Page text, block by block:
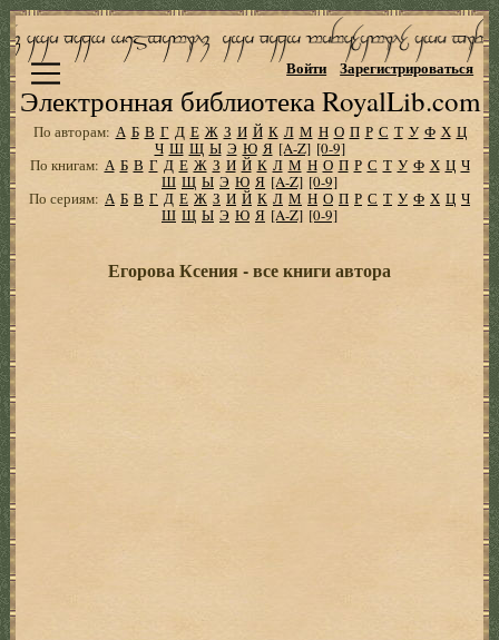
Электронная библиотека RoyalLib.com
Войти Зарегистрироваться
По авторам: А Б В Г Д Е Ж З И Й К Л М Н О П Р С Т У Ф Х Ц
Ч Ш Щ Ы Э Ю Я [A-Z] [0-9]
По книгам: А Б В Г Д Е Ж З И Й К Л М Н О П Р С Т У Ф Х Ц Ч
Ш Щ Ы Э Ю Я [A-Z] [0-9]
По сериям: А Б В Г Д Е Ж З И Й К Л М Н О П Р С Т У Ф Х Ц Ч
Ш Щ Ы Э Ю Я [A-Z] [0-9]
Егорова Ксения - все книги автора